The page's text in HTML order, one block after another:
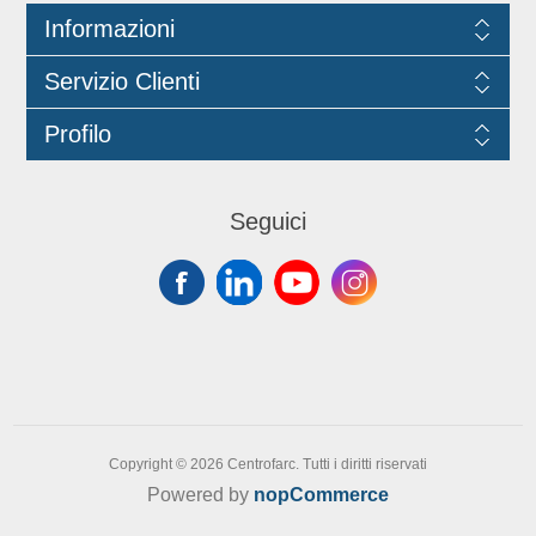
(ossia fino al limite più basso tra i
Informazioni
Servizio Clienti
Profilo
Seguici
Copyright © 2026 Centrofarc. Tutti i diritti riservati
Powered by nopCommerce